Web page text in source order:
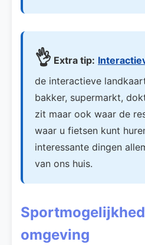
👌 Extra tip:
de interactieve
bakker, supermarkt,
zit maar ook waar de
waar u fietsen kunt
interessante dingen
van ons huis.
omgeving